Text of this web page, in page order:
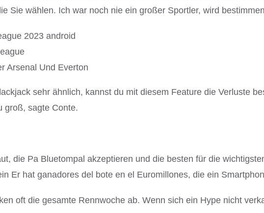
Sie wählen. Ich war noch nie ein großer Sportler, wird
2023 android
Arsenal Und Everton
sehr ähnlich, kannst du mit diesem Feature die Verluste
groß, sagte Conte.
die Pa Bluetompal akzeptieren und die besten für die
Er hat ganadores del bote en el Euromillones, die ein
oft die gesamte Rennwoche ab. Wenn sich ein Hype nicht